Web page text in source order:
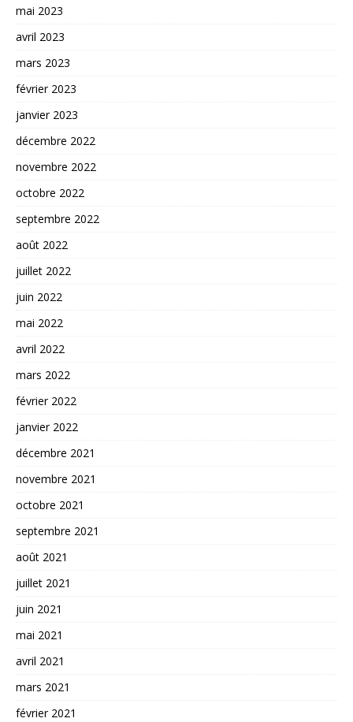
mai 2023
avril 2023
mars 2023
février 2023
janvier 2023
décembre 2022
novembre 2022
octobre 2022
septembre 2022
août 2022
juillet 2022
juin 2022
mai 2022
avril 2022
mars 2022
février 2022
janvier 2022
décembre 2021
novembre 2021
octobre 2021
septembre 2021
août 2021
juillet 2021
juin 2021
mai 2021
avril 2021
mars 2021
février 2021